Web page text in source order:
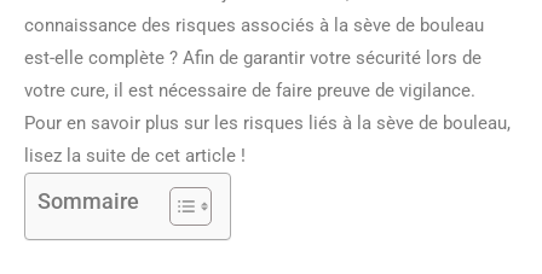
connaissance des risques associés à la sève de bouleau
est-elle complète ? Afin de garantir votre sécurité lors de
votre cure, il est nécessaire de faire preuve de vigilance.
Pour en savoir plus sur les risques liés à la sève de bouleau,
lisez la suite de cet article !
Sommaire